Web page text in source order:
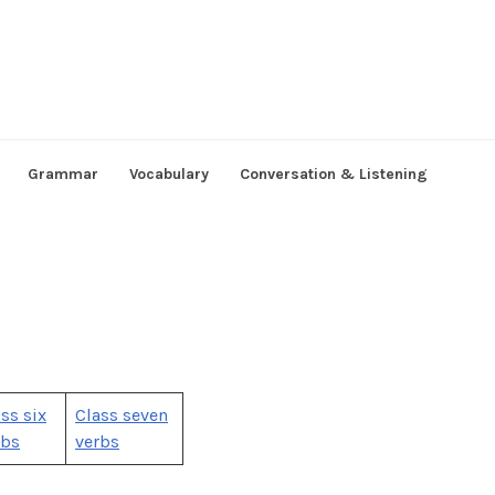
Grammar Vocabulary Conversation & Listening
six
Class seven
verbs